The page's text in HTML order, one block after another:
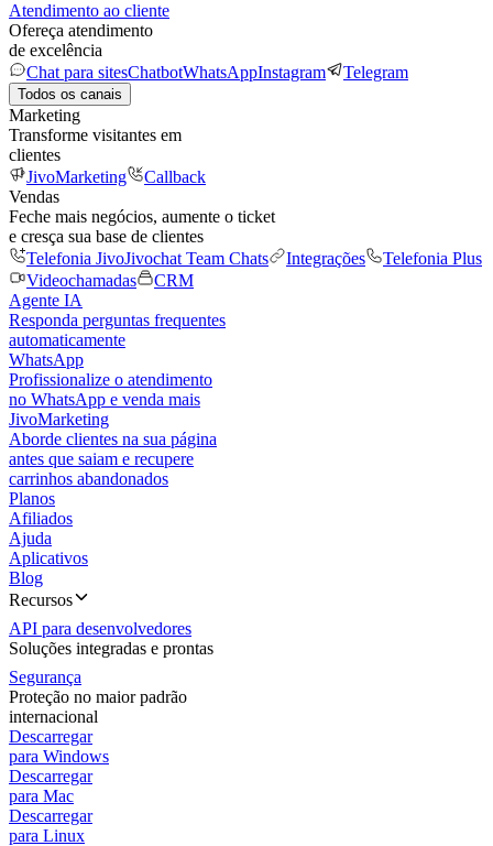
Atendimento ao cliente
Ofereça atendimento
de excelência
Chat para sitesChatbotWhatsAppInstagram Telegram
Todos os canais
Marketing
Transforme visitantes em
clientes
JivoMarketing
Callback
Vendas
Feche mais negócios, aumente o ticket
e cresça sua base de clientes
Telefonia JivoJivochat Team Chats Integrações
Telefonia Plus
Videochamadas
CRM
Agente IA
Responda perguntas frequentes
automaticamente
WhatsApp
Profissionalize o atendimento
no WhatsApp e venda mais
JivoMarketing
Aborde clientes na sua página
antes que saiam e recupere
carrinhos abandonados
Planos
Afiliados
Ajuda
Aplicativos
Blog
Recursos
API para desenvolvedores
Soluções integradas e prontas
Segurança
Proteção no maior padrão
internacional
Descarregar
para Windows
Descarregar
para Mac
Descarregar
para Linux